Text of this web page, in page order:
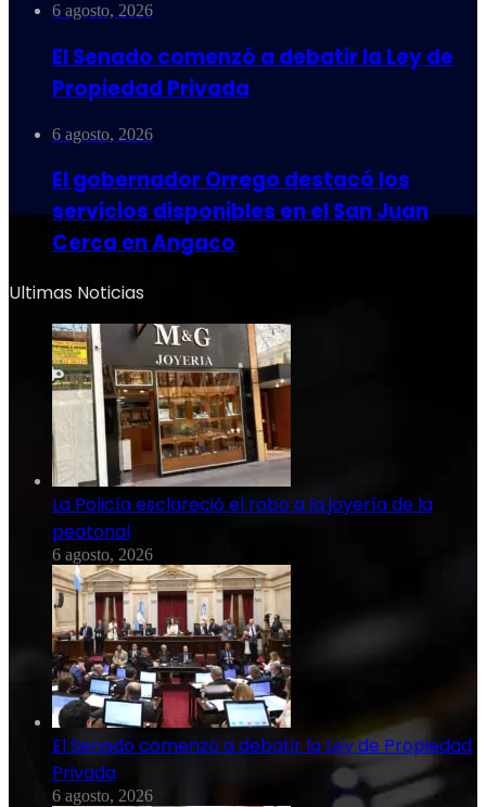
6 agosto, 2026
El Senado comenzó a debatir la Ley de
Propiedad Privada
6 agosto, 2026
El gobernador Orrego destacó los
servicios disponibles en el San Juan
Cerca en Angaco
Ultimas Noticias
La Policía esclareció el robo a la joyería de la
peatonal
6 agosto, 2026
El Senado comenzó a debatir la Ley de Propiedad
Privada
6 agosto, 2026